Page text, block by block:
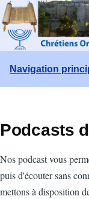
Aller au contenu
Navigation
Podcasts
Nos podcast vous
puis d'écouter sans
mettons à disposition